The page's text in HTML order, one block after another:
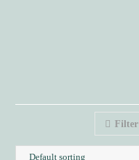
Filter